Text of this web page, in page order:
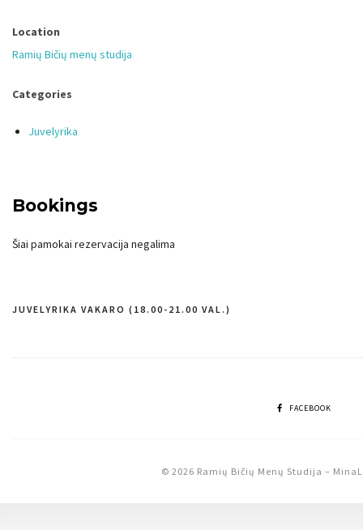
Location
Ramių Bičių menų studija
Categories
Juvelyrika
Bookings
Šiai pamokai rezervacija negalima
Navigacija
JUVELYRIKA VAKARO (18.00-21.00 VAL.)
FACEBOOK
© 2026 Ramių Bičių Menų Studija –